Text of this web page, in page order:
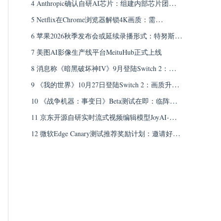
科学家，聚焦AGI战略与科学应用
4 Anthropic确认自研AI芯片：组建内部芯片团队，
将采取“多芯片策略”
5 Netflix在Chrome浏览器解锁4K画质：需
Win11+Premium订阅，macOS仍限Safari
6 苹果2026秋季发布会或延续录播形式：特努斯首
秀在即，全程现场演讲概率低
7 美图AI影像生产线平台MeituHub正式上线
8 消息称《暗黑破坏神IV》9月登陆Switch 2：定价
69.99美元，实体版仅含下载码
9 《我的世界》10月27日登陆Switch 2：画质升
级、光照阴影增强
10 《战争机器：事变日》Beta测试在即：临阵追
加PVP模式，PC推荐配置i5-11600K+RTX 4060
11 京东开源自研实时流式视频编辑模型JoyAI-
Video-Edit：让视频“边播边改”
12 微软Edge Canary测试推荐奖励计划：邀请好友